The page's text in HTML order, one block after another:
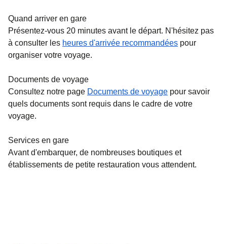
Quand arriver en gare
Présentez-vous 20 minutes avant le départ. N'hésitez pas
à consulter les heures d'arrivée recommandées pour
organiser votre voyage.
Documents de voyage
Consultez notre page Documents de voyage pour savoir
quels documents sont requis dans le cadre de votre
voyage.
Services en gare
Avant d'embarquer, de nombreuses boutiques et
établissements de petite restauration vous attendent.